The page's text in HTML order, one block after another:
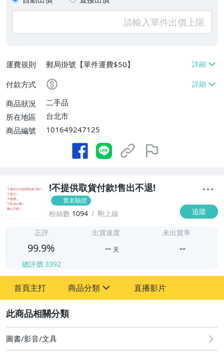
運費規則
郵局掛號【單件運費$50】
付款方式
商品狀況
二手品
所在地區
台北市
商品編號
101649247125
!不提供取貨付款!售出不退!
實名驗證
粉絲數 1094 剛上線 追蹤
正評
99.9%
總評價 3392
出貨速度
-- 天
未出貨率
--
首頁主打 商品分類
圖書/影音/文具
偶像、球員卡與郵幣
直播影片
圖書/影音/文具